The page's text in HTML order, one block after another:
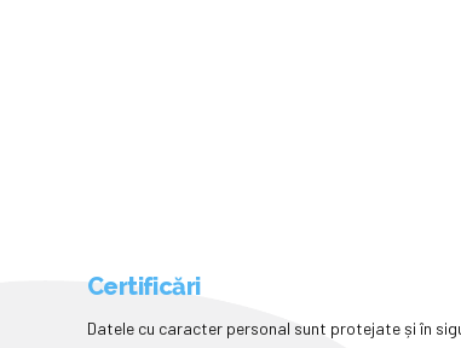
Certificări
Datele cu caracter personal sunt protejate și în